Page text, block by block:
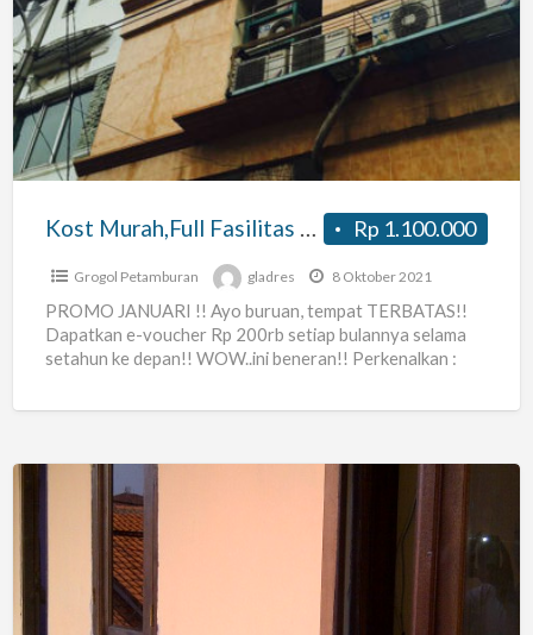
Murah,Full
Fasilitas
dekat
UnTar
Jl.Satria
Grogol
Barat
Rp 1.100.000
Kost Murah,Full Fasilitas dekat UnTar Jl.Satria Grogol Jakarta Barat
Grogol Petamburan gladres 8 Oktober 2021
PROMO JANUARI !! Ayo buruan, tempat TERBATAS!!
Dapatkan e-voucher Rp 200rb setiap bulannya selama
setahun ke depan!! WOW..ini beneran!! Perkenalkan :
INDEKSOT
AMAN
DAN